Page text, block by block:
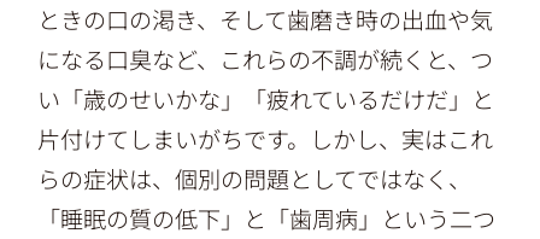
ときの口の渇き、そして歯磨き時の出血や気
になる口臭など、これらの不調が続くと、つ
い「歳のせいかな」「疲れているだけだ」と
片付けてしまいがちです。しかし、実はこれ
らの症状は、個別の問題としてではなく、
「睡眠の質の低下」と「歯周病」という二つ